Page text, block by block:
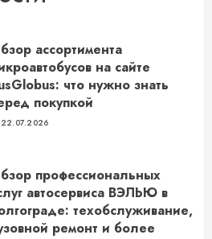
ассортимента
на сайте
что нужно знать
покупкой
22.07.2026
профессиональных
автосервиса ВЭЛЬЮ в
техобслуживание,
ремонт и более